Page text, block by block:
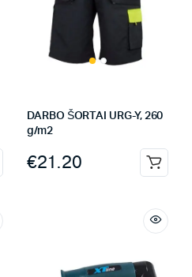
DARBO ŠORTAI URG-Y, 260
g/m2
€21.20